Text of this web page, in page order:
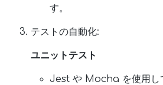
す。
テストの自動化:
ユニットテスト
Jest や Mocha を使用し